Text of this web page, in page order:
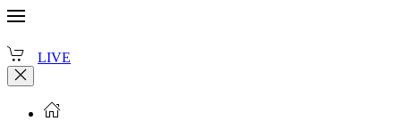
LIVE